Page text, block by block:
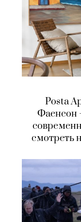
Posta
Фаенсон
смотреть